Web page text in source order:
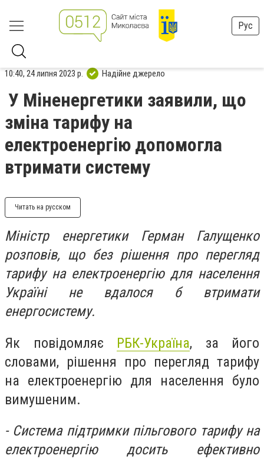
Рус
10:40, 24 липня 2023 р. Надійне джерело
У Міненергетики заявили, що
зміна тарифу на
електроенергію допомогла
втримати систему
Читать на русском
Міністр енергетики Герман Галущенко
розповів, що без рішення про перегляд
тарифу на електроенергію для населення
Україні не вдалося б втримати
енергосистему.
Як повідомляє РБК-Україна, за його
словами, рішення про перегляд тарифу
на електроенергію для населення було
вимушеним.
- Система підтримки пільгового тарифу на
електроенергію досить ефективно